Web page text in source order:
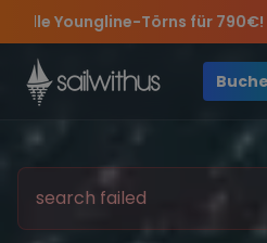
Skip to content
790€!Seid schnell und sichert
Sichere Dir jetztDein
mehr Sowie20€
die Törns, die Crew und die
search failed